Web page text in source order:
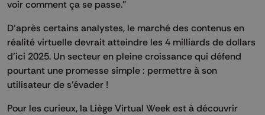
voir comment ça se passe."
D’après certains analystes, le marché des contenus en
réalité virtuelle devrait atteindre les 4 milliards de dollars
d’ici 2025. Un secteur en pleine croissance qui défend
pourtant une promesse simple : permettre à son
utilisateur de s’évader !
Pour les curieux, la Liège Virtual Week est à découvrir